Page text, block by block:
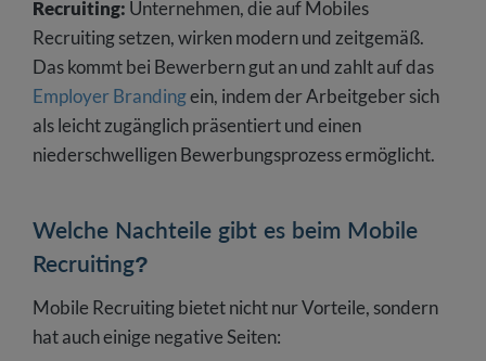
Recruiting: Unternehmen, die auf Mobiles
Recruiting setzen, wirken modern und zeitgemäß.
Das kommt bei Bewerbern gut an und zahlt auf das
Employer Brandingein, indem der Arbeitgeber sich
als leicht zugänglich präsentiert und einen
niederschwelligen Bewerbungsprozess ermöglicht.
Welche Nachteile gibt es beim Mobile
Recruiting?
Mobile Recruiting bietet nicht nur Vorteile, sondern
hat auch einige negative Seiten: